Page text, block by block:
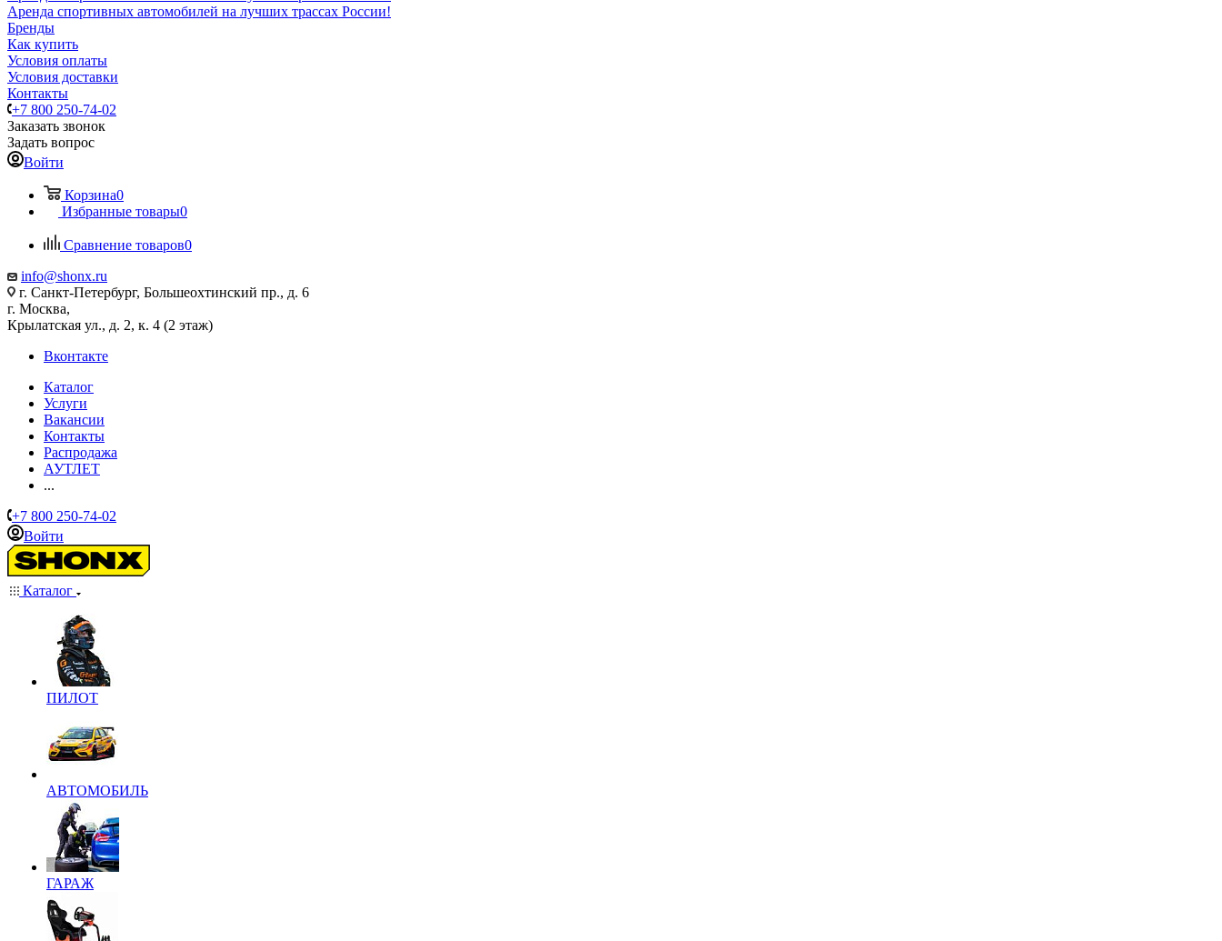
Аренда спортивных автомобилей на лучших трассах России!
Бренды
Как купить
Условия оплаты
Условия доставки
Контакты
+7 800 250-74-02
Заказать звонок
Задать вопрос
Войти
Корзина0
Избранные товары0
Сравнение товаров0
info@shonx.ru
г. Санкт-Петербург, Большеохтинский пр., д. 6
г. Москва,
Крылатская ул., д. 2, к. 4 (2 этаж)
Вконтакте
Каталог
Услуги
Вакансии
Контакты
Распродажа
АУТЛЕТ
...
+7 800 250-74-02
Войти
Каталог
ПИЛОТ
АВТОМОБИЛЬ
ГАРАЖ